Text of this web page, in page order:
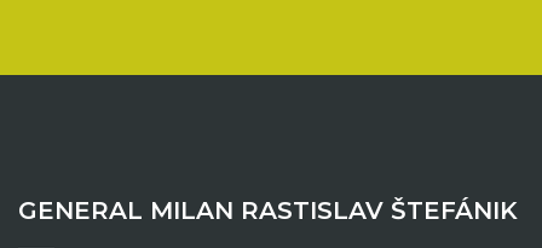
GENERAL MILAN RASTISLAV ŠTEFÁNIK